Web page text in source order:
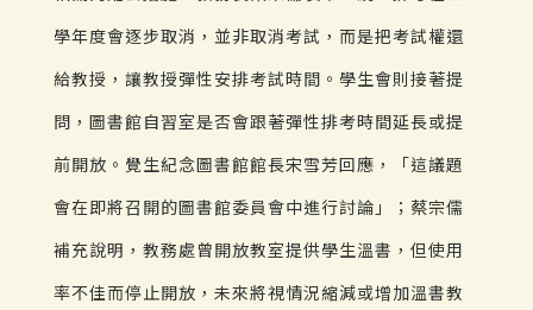
學年度會逐步取消，並非取消考試，而是把考試權還
給教授，讓教授彈性安排考試時間。學生會則接著提
問，圖書館自習室是否會跟著彈性排考時間延長或提
前開放。覺生紀念圖書館館長宋雪芳回應，「這議題
會在即將召開的圖書館委員會中進行討論」；蔡宗儒
補充說明，教務處曾開放教室提供學生溫書，但使用
率不佳而停止開放，未來將視情況縮減或增加溫書教